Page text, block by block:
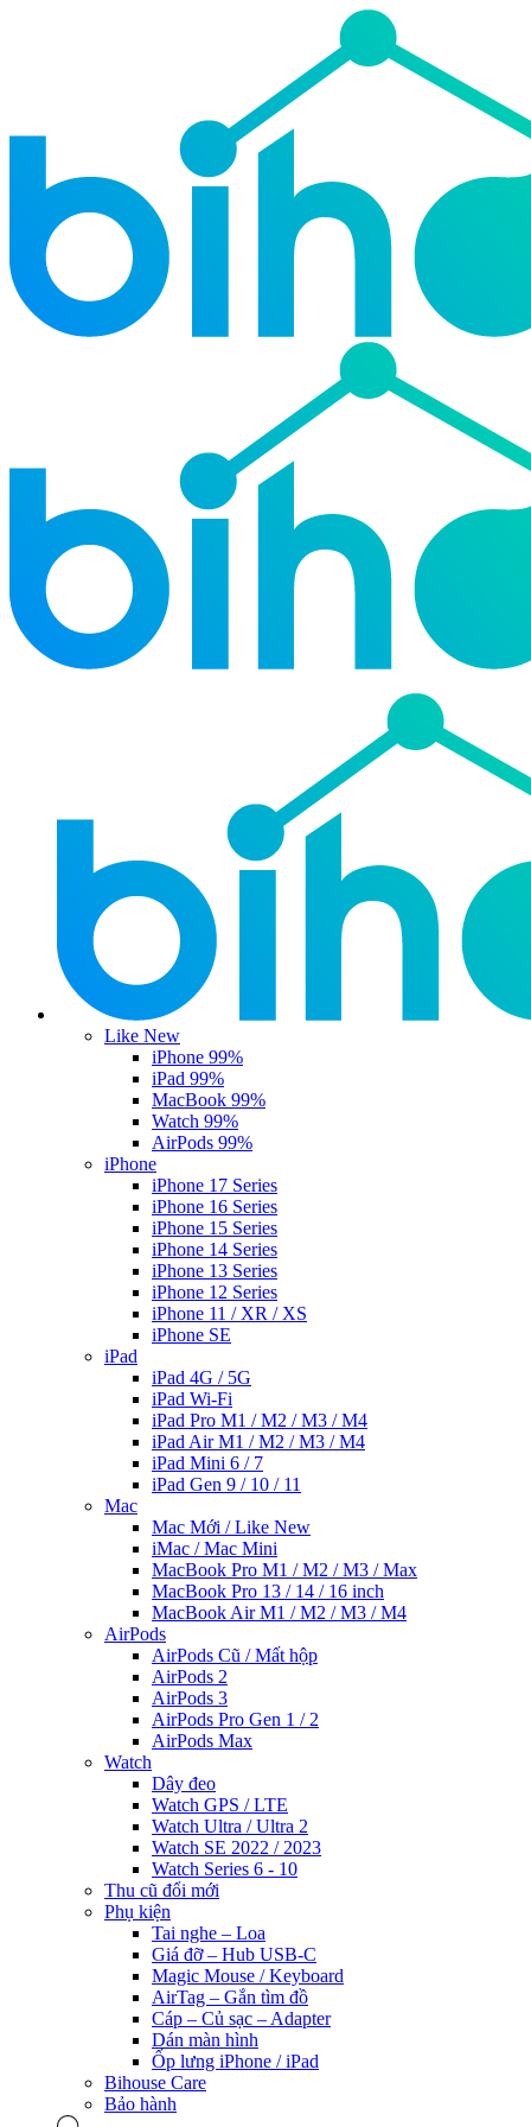
Like New
iPhone 99%
iPad 99%
MacBook 99%
Watch 99%
AirPods 99%
iPhone
iPhone 17 Series
iPhone 16 Series
iPhone 15 Series
iPhone 14 Series
iPhone 13 Series
iPhone 12 Series
iPhone 11 / XR / XS
iPhone SE
iPad
iPad 4G / 5G
iPad Wi-Fi
iPad Pro M1 / M2 / M3 / M4
iPad Air M1 / M2 / M3 / M4
iPad Mini 6 / 7
iPad Gen 9 / 10 / 11
Mac
Mac Mới / Like New
iMac / Mac Mini
MacBook Pro M1 / M2 / M3 / Max
MacBook Pro 13 / 14 / 16 inch
MacBook Air M1 / M2 / M3 / M4
AirPods
AirPods Cũ / Mất hộp
AirPods 2
AirPods 3
AirPods Pro Gen 1 / 2
AirPods Max
Watch
Dây đeo
Watch GPS / LTE
Watch Ultra / Ultra 2
Watch SE 2022 / 2023
Watch Series 6 - 10
Thu cũ đổi mới
Phụ kiện
Tai nghe – Loa
Giá đỡ – Hub USB-C
Magic Mouse / Keyboard
AirTag – Gắn tìm đồ
Cáp – Củ sạc – Adapter
Dán màn hình
Ốp lưng iPhone / iPad
Bihouse Care
Bảo hành